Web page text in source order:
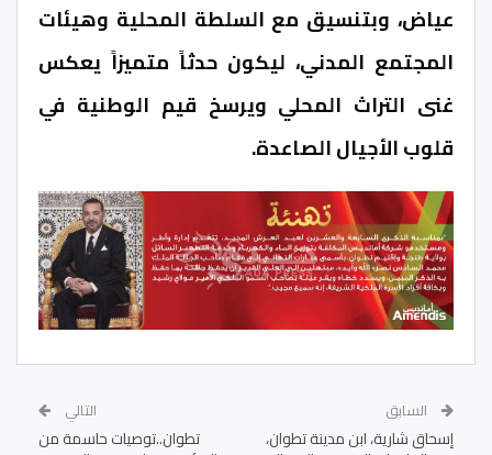
عياض، وبتنسيق مع السلطة المحلية وهيئات
المجتمع المدني، ليكون حدثاً متميزاً يعكس
غنى التراث المحلي ويرسخ قيم الوطنية في
قلوب الأجيال الصاعدة.
السابق
إسحاق شارية، ابن مدينة تطوان،
التالي
تطوان..توصيات حاسمة من